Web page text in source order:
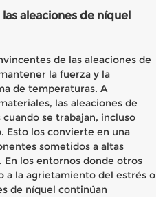
aleaciones de níquel
de las aleaciones de
la fuerza y ​​la
de temperaturas. A
las aleaciones de
se trabajan, incluso
Esto los convierte en una
sometidos a altas
los entornos donde otros
a la agrietamiento del estrés o
de níquel continúan